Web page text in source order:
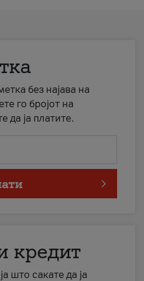
без најава на
го бројот на
да ја платите.
кредит
што сакате да ја